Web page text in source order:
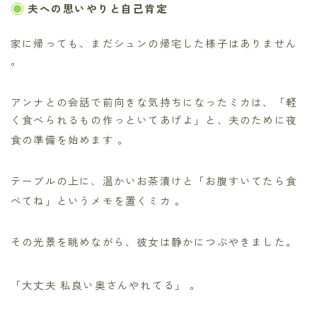
夫への思いやりと自己肯定
家に帰っても、まだシュンの帰宅した様子はありません
。
アンナとの会話で前向きな気持ちになったミカは、「軽
く食べられるもの作っといてあげよ」と、夫のために夜
食の準備を始めます 。
テーブルの上に、温かいお茶漬けと「お腹すいてたら食
べてね」というメモを置くミカ 。
その光景を眺めながら、彼女は静かにつぶやきました。
「大丈夫 私良い奥さんやれてる」 。